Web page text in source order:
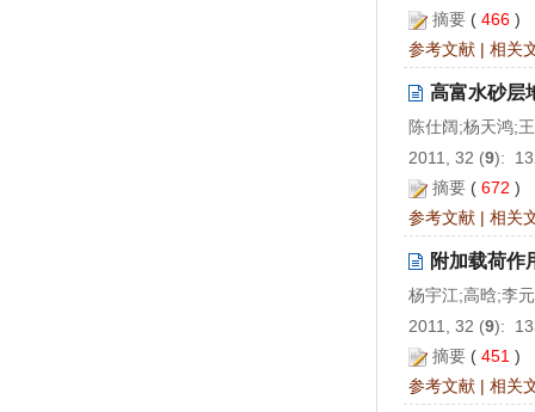
摘要 ( 466 )
参考文献 | 相关
高富水砂层
陈仕阔;杨天鸿;
2011, 32 (9):
摘要 ( 672 )
参考文献 | 相关
附加载荷作
杨宇江;高晗;李
2011, 32 (9):
摘要 ( 451 )
参考文献 | 相关